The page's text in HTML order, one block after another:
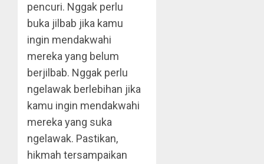
pencuri. Nggak perlu
buka jilbab jika kamu
ingin mendakwahi
mereka yang belum
berjilbab. Nggak perlu
ngelawak berlebihan jika
kamu ingin mendakwahi
mereka yang suka
ngelawak. Pastikan,
hikmah tersampaikan